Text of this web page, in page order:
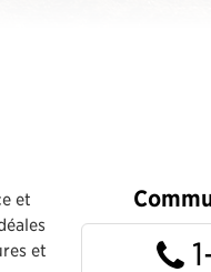
et
et